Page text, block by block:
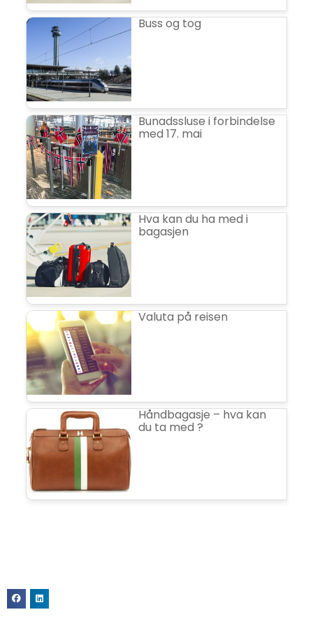
Buss og tog
Bunadssluse i forbindelse
med 17. mai
Hva kan du ha med i
bagasjen
Valuta på reisen
Håndbagasje – hva kan
du ta med ?